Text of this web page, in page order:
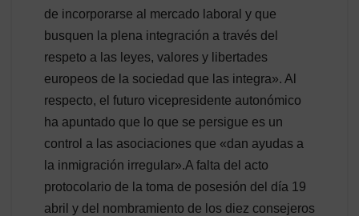
de incorporarse al mercado laboral y que
busquen la plena integración a través del
respeto a las leyes, valores y libertades
europeos de la sociedad que las integra». Al
respecto, el futuro vicepresidente autonómico
ha apuntado que lo que se persigue es un
control a las asociaciones que «dan ayudas a
la inmigración irregular».A falta del acto
protocolario de la toma de posesión del día 19
abril y del nombramiento de los diez consejeros